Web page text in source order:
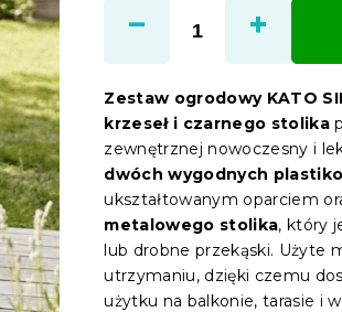
Zestaw ogrodowy KATO
krzeseł i czarnego stolika
zewnętrznej nowoczesny i
dwóch wygodnych
ukształtowanym oparciem
metalowego stolika, który
lub drobne przekąski. Użyte
utrzymaniu, dzięki czemu
użytku na balkonie, tarasie i